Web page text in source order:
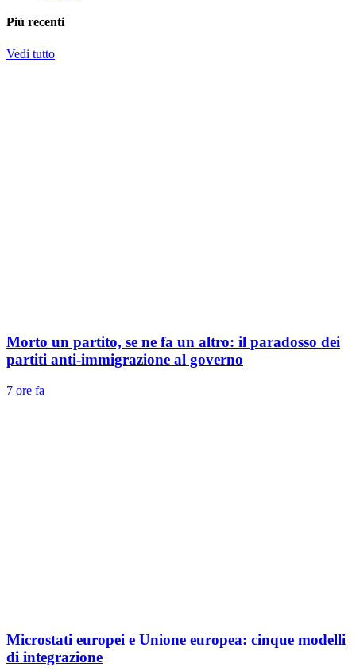
Più recenti
Vedi tutto
Morto un partito, se ne fa un altro: il paradosso dei
partiti anti-immigrazione al governo
7 ore fa
Microstati europei e Unione europea: cinque modelli
di integrazione